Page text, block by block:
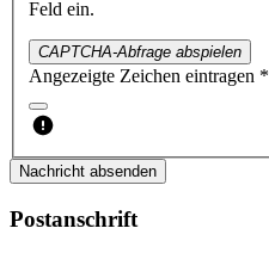
Feld ein.
CAPTCHA-Abfrage abspielen
Angezeigte Zeichen eintragen *
Nachricht absenden
Postanschrift